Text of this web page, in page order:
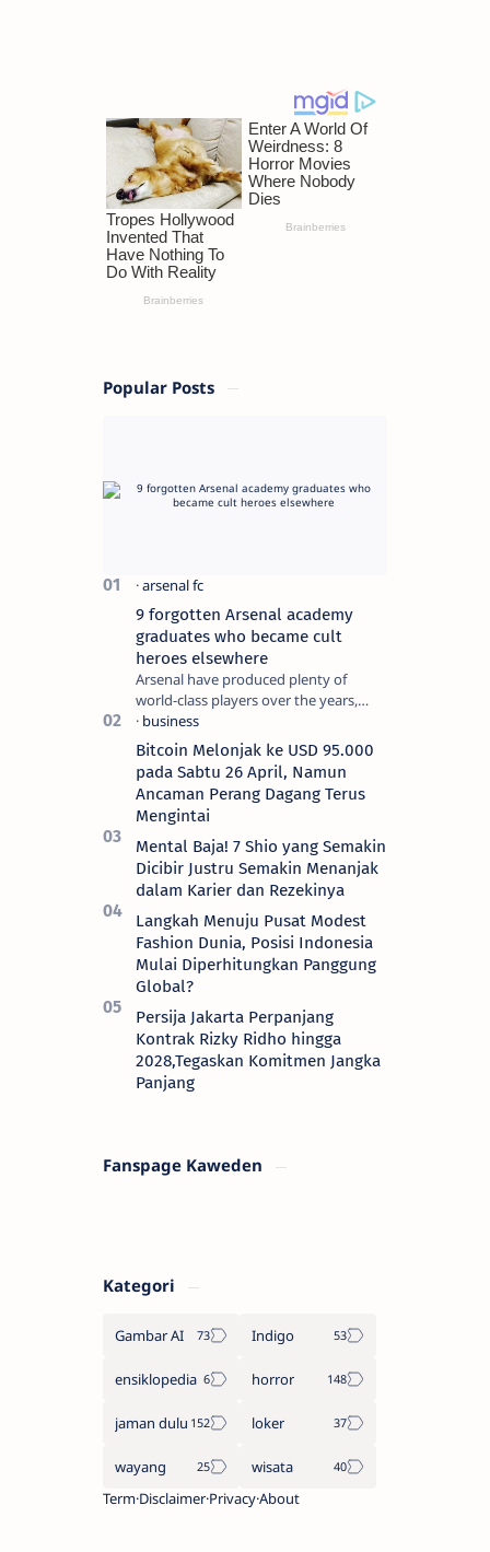
Popular Posts
9 forgotten Arsenal academy
graduates who became cult
heroes elsewhere
Arsenal have produced plenty of
world-class players over the years,
although not all of them make the
grade at the Emirates. For every Tony
Ada…
Bitcoin Melonjak ke USD 95.000
pada Sabtu 26 April, Namun
Ancaman Perang Dagang Terus
Mengintai
Mental Baja! 7 Shio yang Semakin
Dicibir Justru Semakin Menanjak
dalam Karier dan Rezekinya
Langkah Menuju Pusat Modest
Fashion Dunia, Posisi Indonesia
Mulai Diperhitungkan Panggung
Global?
Persija Jakarta Perpanjang
Kontrak Rizky Ridho hingga
2028,Tegaskan Komitmen Jangka
Panjang
Fanspage Kaweden
Kategori
Gambar AI Indigo
ensiklopedia horror
jaman dulu loker
wayang
wisata
Term Disclaimer PrivacyAbout